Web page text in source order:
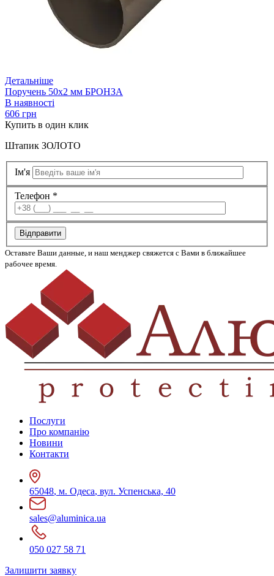
Детальніше
Поручень 50х2 мм БРОНЗА
В наявності
606 грн
Купить в один клик
Штапик ЗОЛОТО
Ім'я
Телефон *
Відправити
Оставьте Ваши данные, и наш менджер свяжется с Вами в ближайшее
рабочее время.
Послуги
Про компанію
Новини
Контакти
65048, м. Одеса, вул. Успенська, 40
sales@aluminica.ua
050 027 58 71
Залишити заявку